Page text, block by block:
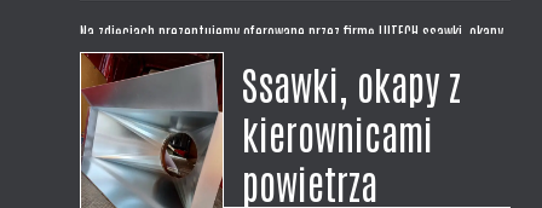
Na zdjęciach prezentujemy oferowane przez firmę LUTECH ssawki, okapy
laboratoryjne w wykonaniu centralnym symetrycznym z blachy
nierdzewnej kwasoodpornej gat 304. Prezentowane ssawki mają wymiar
300x300x200H. Wykonujemy okapy na wymiar pod zamówienie i
indywidualne potrzeby klienta,...
Ssawki, okapy z
kierownicami
powietrza